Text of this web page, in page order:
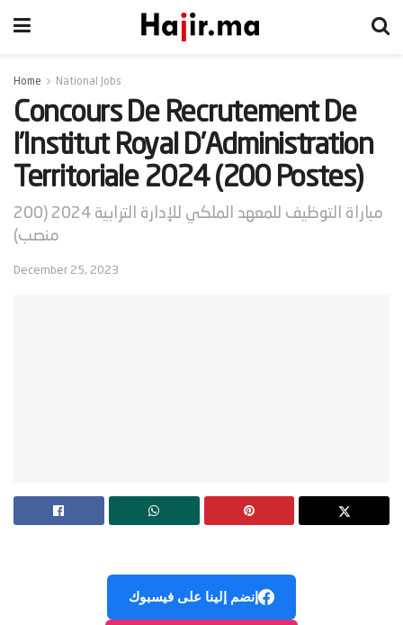
Home National Jobs
Concours De Recrutement De
l’Institut Royal D’Administration
Territoriale 2024 (200 Postes)
مباراة التوظيف للمعهد الملكي للإدارة الترابية 2024 (200
منصب)
December 25, 2023
إنضم إلينا على فيسبوك